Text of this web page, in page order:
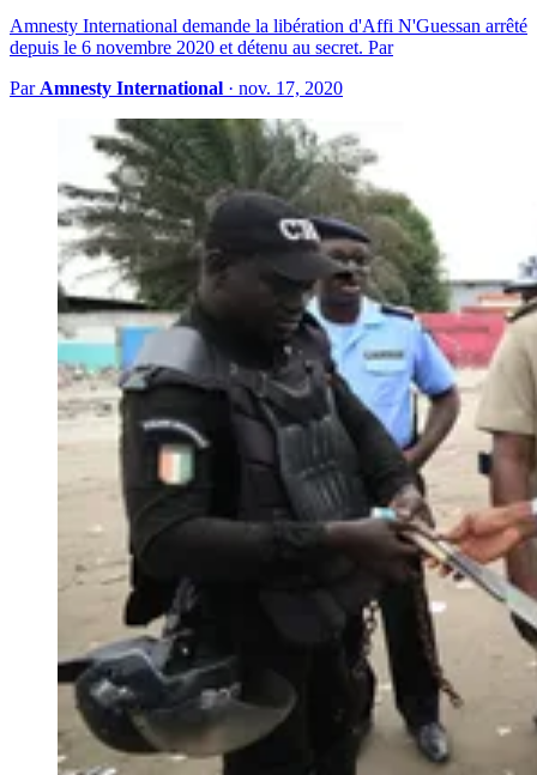
Amnesty International demande la libération d'Affi N'Guessan arrêté
depuis le 6 novembre 2020 et détenu au secret. Par
Par Amnesty International · nov. 17, 2020